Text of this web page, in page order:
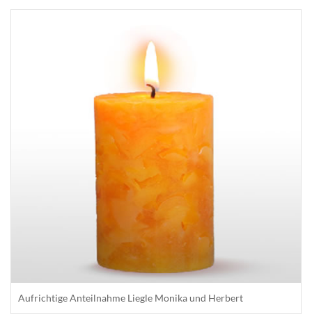
Aufrichtige Anteilnahme Liegle Monika und Herbert